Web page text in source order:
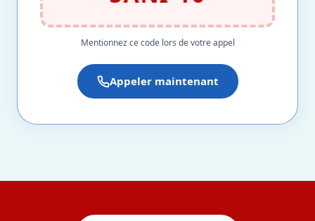
Mentionnez ce code lors de votre appel
Appeler maintenant